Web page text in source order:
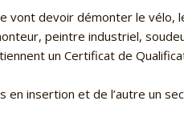
vont devoir démonter le
peintre industriel,
un Certificat de
en insertion et de l’autre un